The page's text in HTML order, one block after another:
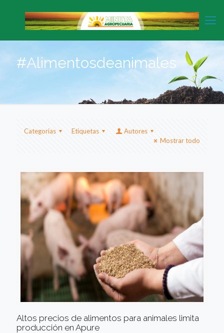
#Alimentosdeanimales
Categorias Etiquetas
Autores
Mostrar todo
Altos precios de alimentos para animales limita
producción en Apure